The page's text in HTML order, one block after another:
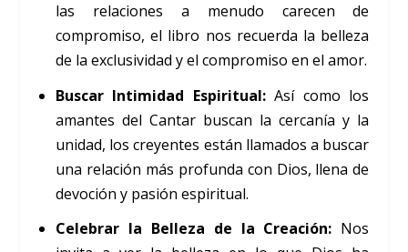
las relaciones a menudo carecen de
compromiso, el libro nos recuerda la belleza
de la exclusividad y el compromiso en el amor.
Buscar Intimidad Espiritual:Así como los
amantes del Cantar buscan la cercanía y la
unidad, los creyentes están llamados a buscar
una relación más profunda con Dios, llena de
devoción y pasión espiritual.
Celebrar la Belleza de la Creación: Nos